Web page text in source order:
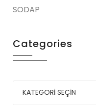
SODAP
Categories